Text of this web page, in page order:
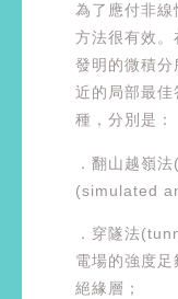
為了應付非線
方法很有效
發明的微積
近的局部最佳
種，分別是：
．翻山越嶺
(simulated
．穿隧法
電場的強度
絕緣層；